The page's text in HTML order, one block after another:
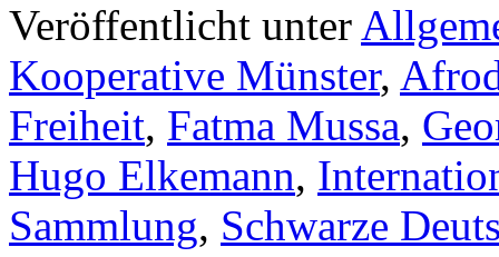
Veröffentlicht unter
Kooperative Münster,
Freiheit, Fatma Mussa,
Hugo Elkemann,
Sammlung, Schwarze